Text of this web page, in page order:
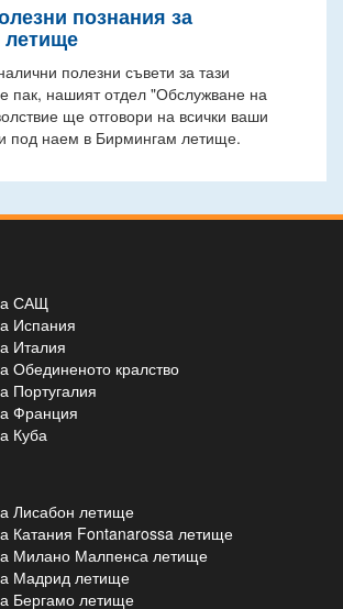
познания за
полезни съвети за тази
пак, нашият отдел "Обслужване на
ще отговори на всички ваши
под наем в Бирмингам летище.
САЩ
Испания
Италия
Обединеното кралство
Португалия
Франция
Куба
Лисабон летище
Катания Fontanarossa летище
Милано Малпенса летище
Мадрид летище
Бергамо летище